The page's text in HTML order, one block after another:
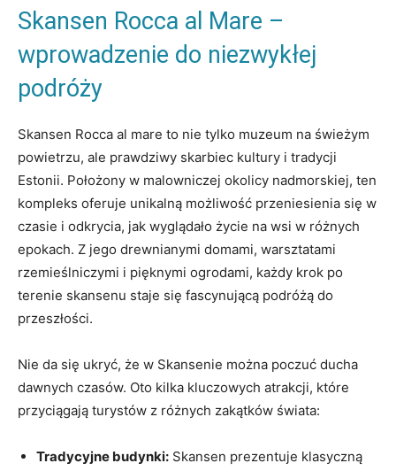
Skansen Rocca al Mare –
wprowadzenie do niezwykłej
podróży
Skansen Rocca al mare to nie tylko ⁤muzeum na świeżym
powietrzu, ale⁤ prawdziwy skarbiec kultury⁣ i tradycji
Estonii. Położony w malowniczej okolicy nadmorskiej, ten
kompleks oferuje unikalną możliwość przeniesienia się w
czasie ‍i odkrycia, jak wyglądało życie na wsi ‌w różnych
epokach. Z jego drewnianymi domami, warsztatami
rzemieślniczymi i pięknymi‌ ogrodami, każdy krok po
terenie ​skansenu staje ⁣się ⁣fascynującą ⁣podróżą do
przeszłości.
Nie ​da się ukryć,⁢ że w Skansenie można poczuć ‌ducha
dawnych ⁤czasów.⁢ Oto kilka kluczowych atrakcji, które
przyciągają‍ turystów z różnych ‍zakątków‍ świata:
Tradycyjne budynki: Skansen prezentuje klasyczną